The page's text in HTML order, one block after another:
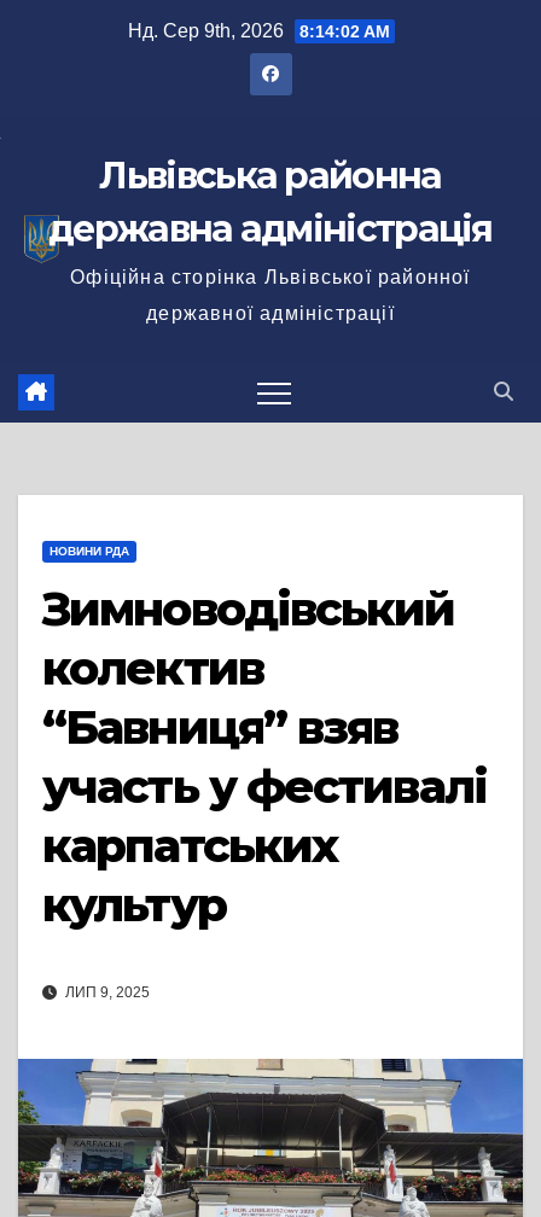
Нд. Сер 9th, 2026 8:14:03 AM
Львівська районна
державна адміністрація
Офіційна сторінка Львівської районної
державної адміністрації
НОВИНИ РДА
Зимноводівський
колектив
“Бавниця” взяв
участь у фестивалі
карпатських
культур
ЛИП 9, 2025